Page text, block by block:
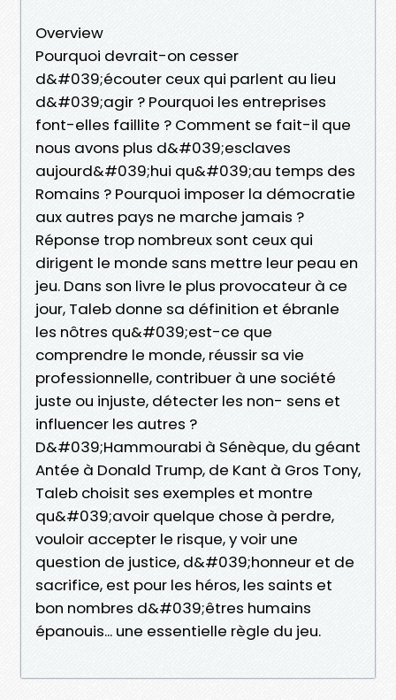
Overview
Pourquoi devrait-on cesser
d&#039;écouter ceux qui parlent au lieu
d&#039;agir ? Pourquoi les entreprises
font-elles faillite ? Comment se fait-il que
nous avons plus d&#039;esclaves
aujourd&#039;hui qu&#039;au temps des
Romains ? Pourquoi imposer la démocratie
aux autres pays ne marche jamais ?
Réponse trop nombreux sont ceux qui
dirigent le monde sans mettre leur peau en
jeu. Dans son livre le plus provocateur à ce
jour, Taleb donne sa définition et ébranle
les nôtres qu&#039;est-ce que
comprendre le monde, réussir sa vie
professionnelle, contribuer à une société
juste ou injuste, détecter les non- sens et
influencer les autres ?
D&#039;Hammourabi à Sénèque, du géant
Antée à Donald Trump, de Kant à Gros Tony,
Taleb choisit ses exemples et montre
qu&#039;avoir quelque chose à perdre,
vouloir accepter le risque, y voir une
question de justice, d&#039;honneur et de
sacrifice, est pour les héros, les saints et
bon nombres d&#039;êtres humains
épanouis... une essentielle règle du jeu.